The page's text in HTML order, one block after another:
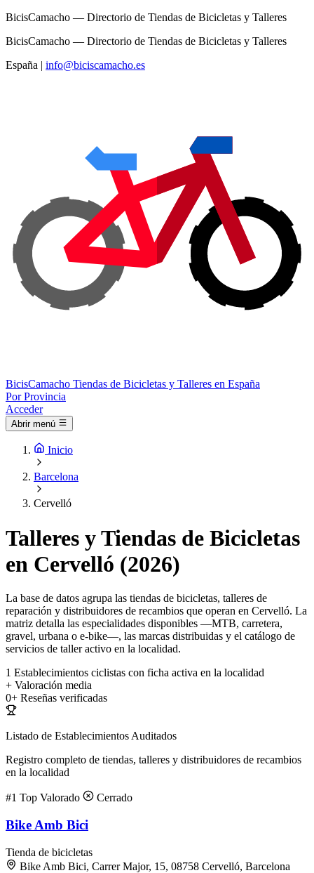
BicisCamacho — Directorio de Tiendas de Bicicletas y Talleres
BicisCamacho — Directorio de Tiendas de Bicicletas y Talleres
España | info@biciscamacho.es
BicisCamacho Tiendas de Bicicletas y Talleres en España
Por Provincia
Acceder
Abrir menú
Inicio
Barcelona
Cervelló
Talleres y Tiendas de Bicicletas
en Cervelló (2026)
La base de datos agrupa las tiendas de bicicletas, talleres de
reparación y distribuidores de recambios que operan en Cervelló. La
matriz detalla las especialidades disponibles —MTB, carretera,
gravel, urbana o e-bike—, las marcas distribuidas y el catálogo de
servicios de taller activo en la localidad.
1 Establecimientos ciclistas con ficha activa en la localidad
+ Valoración media
0+ Reseñas verificadas
Listado de Establecimientos Auditados
Registro completo de tiendas, talleres y distribuidores de recambios
en la localidad
#1 Top Valorado Cerrado
Bike Amb Bici
Tienda de bicicletas
Bike Amb Bici, Carrer Major, 15, 08758 Cervelló, Barcelona